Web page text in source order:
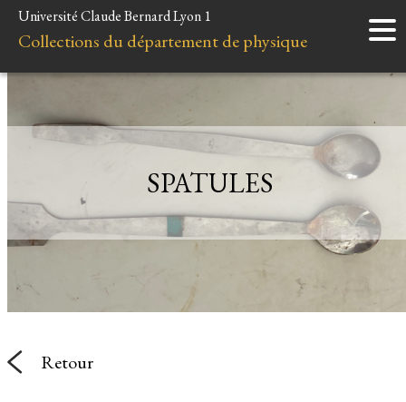
Accueil
Instruments
Minéraux
Liens et ressources
Université Claude Bernard Lyon 1
Collections du département de physique
SPATULES
Retour